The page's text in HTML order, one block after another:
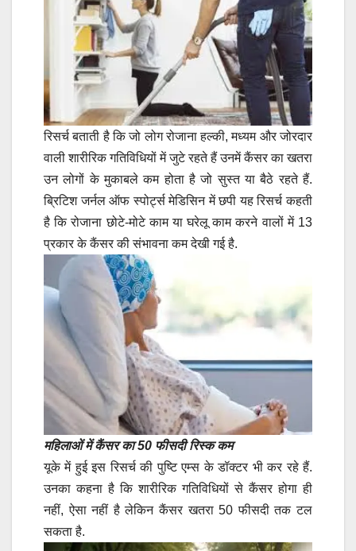
रिसर्च बताती है कि जो लोग रोजाना हल्की, मध्यम और जोरदार
वाली शारीरिक गतिविधियों में जुटे रहते हैं उनमें कैंसर का खतरा
उन लोगों के मुकाबले कम होता है जो सुस्त या बैठे रहते हैं.
ब्रिटिश जर्नल ऑफ स्पोर्ट्स मेडिसिन में छपी यह रिसर्च कहती
है कि रोजाना छोटे-मोटे काम या घरेलू काम करने वालों में 13
प्रकार के कैंसर की संभावना कम देखी गई है.
महिलाओं में कैंसर का 50 फीसदी रिस्क कम
यूके में हुई इस रिसर्च की पुष्टि एम्स के डॉक्टर भी कर रहे हैं.
उनका कहना है कि शारीरिक गतिविधियों से कैंसर होगा ही
नहीं, ऐसा नहीं है लेकिन कैंसर खतरा 50 फीसदी तक टल
सकता है.